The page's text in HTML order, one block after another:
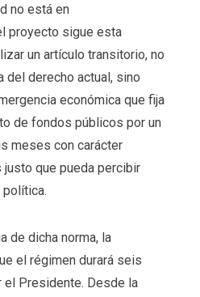
no está en
proyecto sigue esta
un artículo transitorio, no
del derecho actual, sino
económica que fija
de fondos públicos por un
meses con carácter
que pueda percibir
de dicha norma, la
el régimen durará seis
Presidente. Desde la